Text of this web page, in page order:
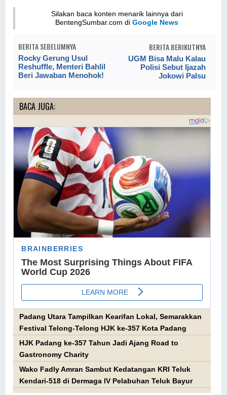
Silakan baca konten menarik lainnya dari
BentengSumbar.com diGoogle News
BERITA SEBELUMNYA
Rocky Gerung Usul
Reshuffle, Menteri Bahlil
Beri Jawaban Menohok!
BERITA BERIKUTNYA
UGM Bisa Malu Kalau
Polisi Sebut Ijazah
Jokowi Palsu
BACA JUGA:
Padang Utara Tampilkan Kearifan Lokal, Semarakkan
Festival Telong-Telong HJK ke-357 Kota Padang
HJK Padang ke-357 Tahun Jadi Ajang Road to
Gastronomy Charity
Wako Fadly Amran Sambut Kedatangan KRI Teluk
Kendari-518 di Dermaga IV Pelabuhan Teluk Bayur